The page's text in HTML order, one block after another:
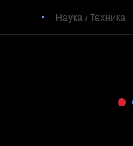
Наука / Техника